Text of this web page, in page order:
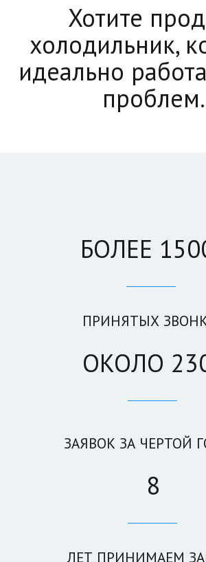
Хотите
холодильник,
идеально
проблем.
БОЛЕЕ
ПРИНЯТЫХ
ОКОЛО
ЗАЯВОК ЗА ЧЕРТОЙ
8
ЛЕТ ПРИНИМАЕМ